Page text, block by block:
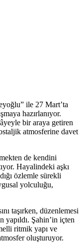
ile 27 Mart’ta
hazırlanıyor.
bir araya getiren
atmosferine davet
de kendini
Hayalindeki aşkı
özlemle sürekli
yolculuğu,
taşırken, düzenlemesi
yapıldı. Şahin’in içten
ritmik yapı ve
oluşturuyor.